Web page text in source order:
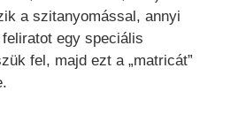
a szitanyomással, annyi
egy speciális
fel, majd ezt a „matricát”